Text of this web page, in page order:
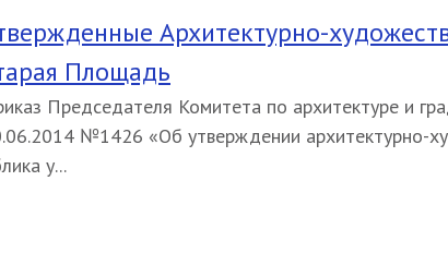
Архитектурно-
Площадь
Председателя Комитета по архитектуре и
№1426 «Об утверждении архитектурно-
у...